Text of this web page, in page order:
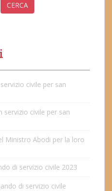
CERCA
civile per san
servizio civile per san
Ministro Abodi per la loro
di servizio civile 2023
di servizio civile